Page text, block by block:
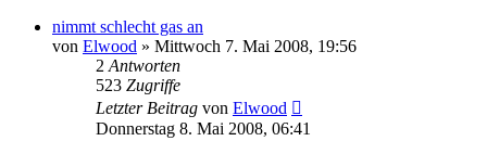
nimmt schlecht gas an
von Elwood » Mittwoch 7. Mai 2008, 19:56
2 Antworten
523 Zugriffe
Letzter Beitrag von Elwood
Donnerstag 8. Mai 2008, 06:41